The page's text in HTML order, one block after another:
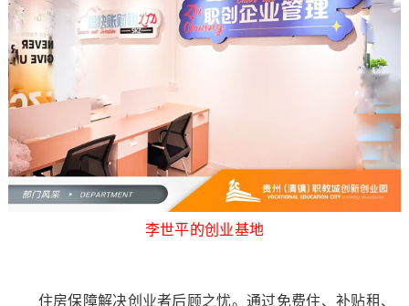
李世平的创业基地
住房保障解决创业者后顾之忧。通过免费住、补贴租、